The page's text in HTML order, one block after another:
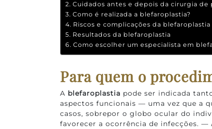
Cuidados antes e depois da cirurgia de
Como é realizada a blefaroplastia?
Riscos e complicações da blefaroplastia
Resultados da blefaroplastia
Como escolher um especialista em
Para quem o
A blefaroplastia pode ser indicada
aspectos funcionais — uma vez que a
casos, sobrepor o globo ocular do
favorecer a ocorrência de infecções.